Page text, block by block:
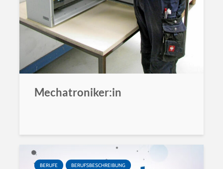
Mechatroniker:in
BERUFE BERUFSBESCHREIBUNG